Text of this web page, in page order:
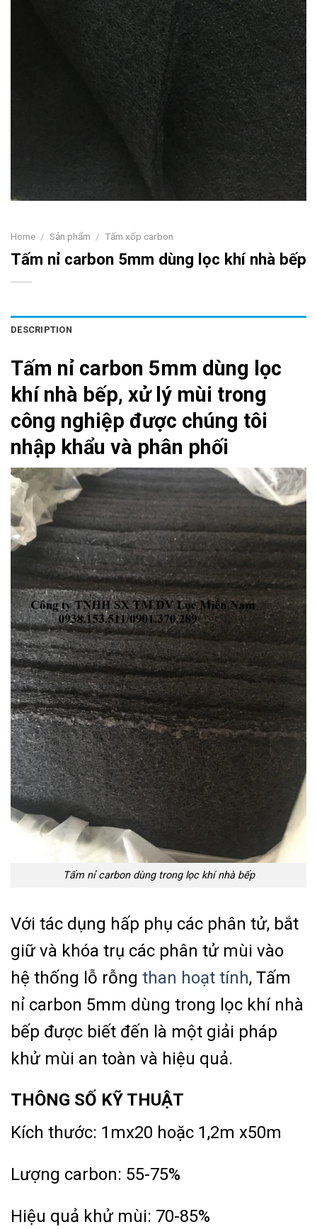
Home / Sản phẩm / Tấm xốp carbon
Tấm nỉ carbon 5mm dùng lọc khí nhà bếp
DESCRIPTION
Tấm nỉ carbon 5mm dùng lọc
khí nhà bếp, xử lý mùi trong
công nghiệp được chúng tôi
nhập khẩu và phân phối
Tấm nỉ carbon dùng trong lọc khí nhà bếp
Với tác dụng hấp phụ các phân tử, bắt
giữ và khóa trụ các phân tử mùi vào
hệ thống lỗ rỗng than hoạt tính, Tấm
nỉ carbon 5mm dùng trong lọc khí nhà
bếp được biết đến là một giải pháp
khử mùi an toàn và hiệu quả.
THÔNG SỐ KỸ THUẬT
Kích thước: 1mx20 hoặc 1,2m x50m
Lượng carbon: 55-75%
Hiệu quả khử mùi: 70-85%